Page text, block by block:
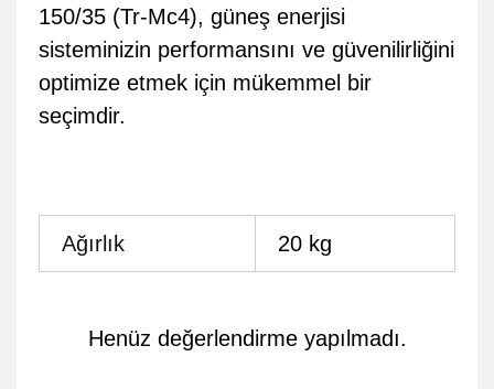
150/35 (Tr-Mc4), güneş enerjisi
sisteminizin performansını ve güvenilirliğini
optimize etmek için mükemmel bir
seçimdir.
Ağırlık 20 kg
Henüz değerlendirme yapılmadı.